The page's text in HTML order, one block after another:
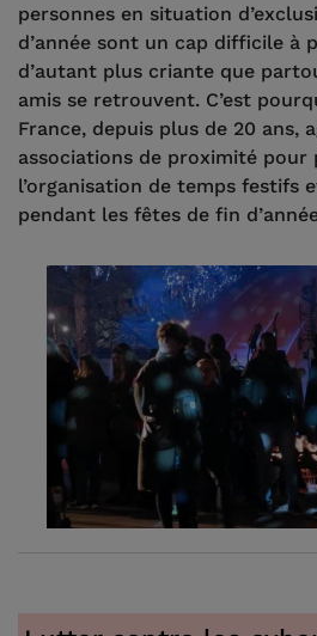
personnes en situation
d’année sont un cap difficile à
d’autant plus criante que
amis se retrouvent. C’est
France, depuis plus de 20 ans,
associations de proximité pour
l’organisation de temps festifs
pendant les fêtes de fin